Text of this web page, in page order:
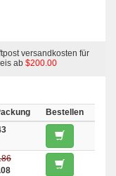
versandkosten für
ab$200.00
Bestellen